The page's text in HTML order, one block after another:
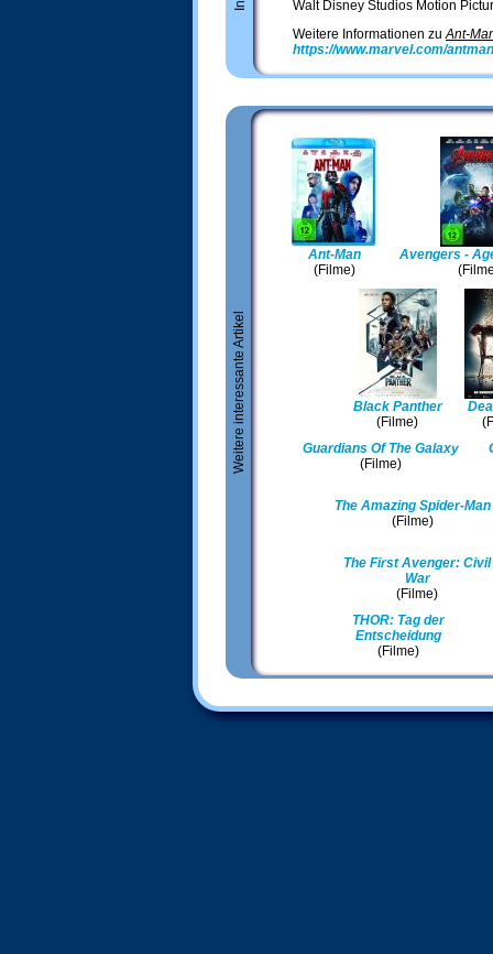
Walt Disney Studios Motion
Weitere Informationen zuAnt-
https://www.marvel.com/antman
Weitere interessante Artikel
Ant-Man
(Filme)
Avengers -
Black Panther
(Filme)
Guardians Of The Galaxy
(Filme)
The Amazing Spider-Man
(Filme)
The First Avenger: Civil
War
(Filme)
THOR: Tag der
Entscheidung
(Filme)